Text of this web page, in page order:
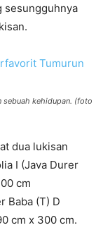
sesungguhnya
sebuah kehidupan. (foto
dua lukisan
I (Java Durer
cm
Baba (T) D
cm x 300 cm.